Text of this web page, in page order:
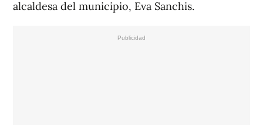
alcaldesa del municipio, Eva Sanchis.